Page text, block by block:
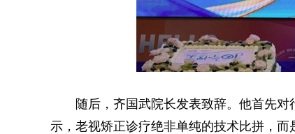
随后，齐国武院长发表致辞。他首先对
示，老视矫正诊疗绝非单纯的技术比拼，